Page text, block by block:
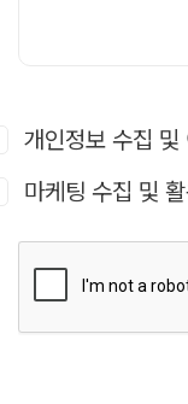
개인정보 수집
마케팅 수집 및